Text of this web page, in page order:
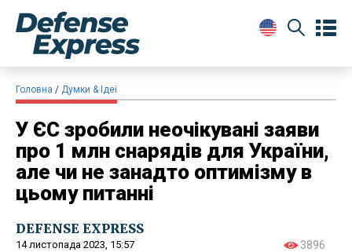
Головна Думки & Ідеї
У ЄС зробили неочікувані заяви
про 1 млн снарядів для України,
але чи не занадто оптимізму в
цьому питанні
DEFENSE EXPRESS
14 листопада 2023, 15:57 3896